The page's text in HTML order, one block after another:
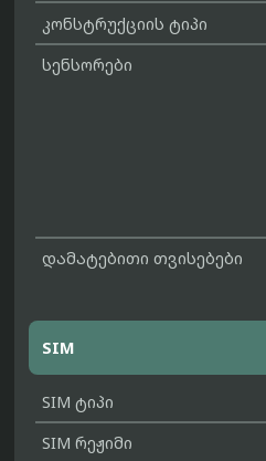
კონსტრუქციის ტიპი
სენსორები
დამატებითი თვისებები
SIM
SIM ტიპი
SIM რეჟიმი